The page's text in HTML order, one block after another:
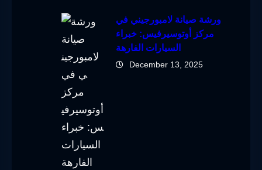
ورشة صيانة لامبورجيني في
مركز أوتوسيرفيس: خبراء
السيارات الفارهة
December 13, 2025